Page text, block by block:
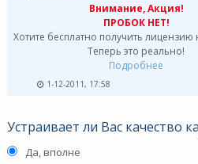
Внимание, Акция!
ПРОБОК НЕТ!
Хотите бесплатно получить лицензию
Теперь это реально!
Подробнее
1-12-2011, 17:58
Устраивает ли Вас качество
Да, вполне